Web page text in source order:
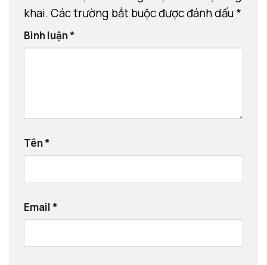
khai.Các trường bắt buộc được đánh dấu*
Bình luận*
Tên*
Email*